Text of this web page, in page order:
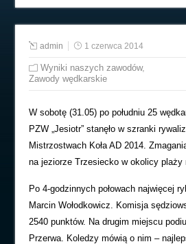
admin 1 czerwca 2014
Wyniki naszych zawodów,
Zawody wędkarskie
W sobotę (31.05) po południu 25
PZW „Jesiotr” stanęło w szranki
Mistrzostwach Koła AD 2014.
na jeziorze Trzesiecko w okolicy plaży
Po 4-godzinnych połowach najwięcej
Marcin Wołodkowicz. Komisja
2540 punktów. Na drugim miejscu
Przerwa. Koledzy mówią o nim –